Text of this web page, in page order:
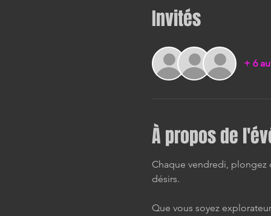
Invités
+ 6
À propos de
Chaque vendredi, plongez
désirs.
Que vous soyez